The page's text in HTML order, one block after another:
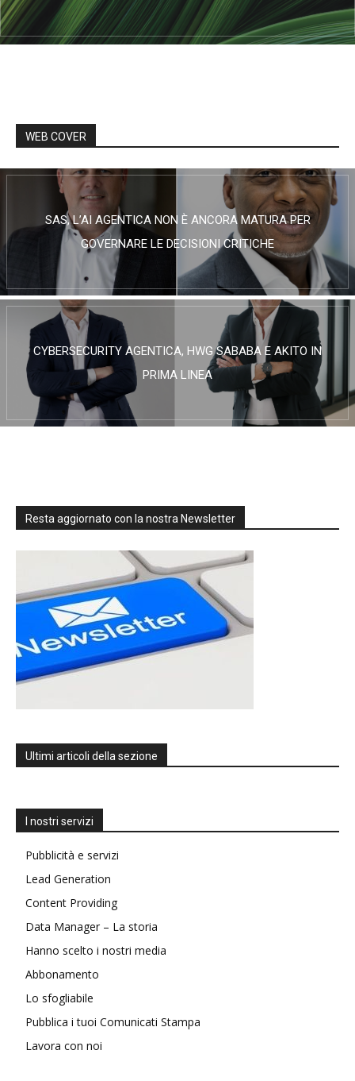
WEB COVER
SAS, L’AI AGENTICA NON È ANCORA MATURA PER
GOVERNARE LE DECISIONI CRITICHE
CYBERSECURITY AGENTICA, HWG SABABA E AKITO IN
PRIMA LINEA
Resta aggiornato con la nostra Newsletter
Ultimi articoli della sezione
I nostri servizi
Pubblicità e servizi
Lead Generation
Content Providing
Data Manager – La storia
Hanno scelto i nostri media
Abbonamento
Lo sfogliabile
Pubblica i tuoi Comunicati Stampa
Lavora con noi